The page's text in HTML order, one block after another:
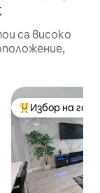
са високо
Най-популярен
Избор на